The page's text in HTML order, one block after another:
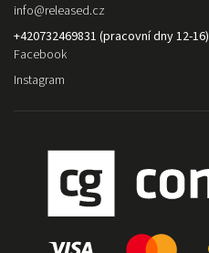
info@released.cz
+420732469831 (pracovní dny 12-16)
Facebook
Instagram